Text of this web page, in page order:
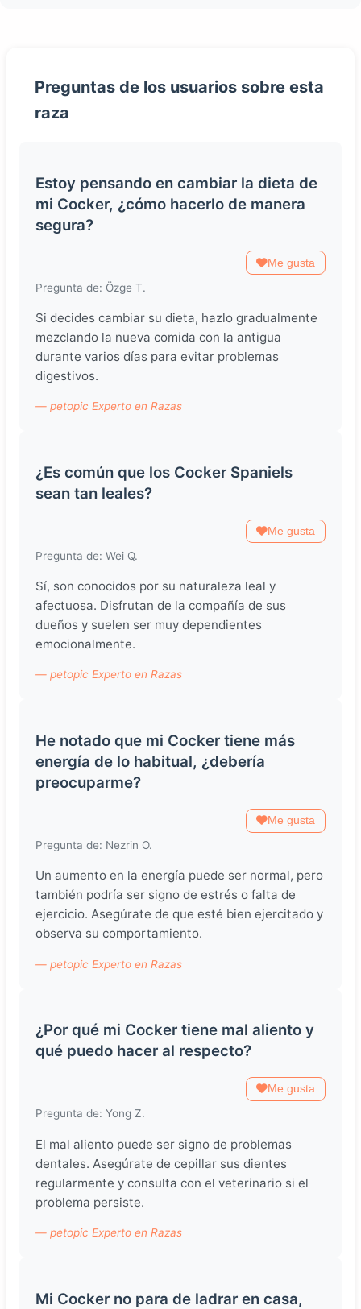
Preguntas de los usuarios sobre esta
raza
Estoy pensando en cambiar la dieta de
mi Cocker, ¿cómo hacerlo de manera
segura?
Me gusta
Pregunta de: Özge T.
Si decides cambiar su dieta, hazlo gradualmente
mezclando la nueva comida con la antigua
durante varios días para evitar problemas
digestivos.
— petopic Experto en Razas
¿Es común que los Cocker Spaniels
sean tan leales?
Me gusta
Pregunta de: Wei Q.
Sí, son conocidos por su naturaleza leal y
afectuosa. Disfrutan de la compañía de sus
dueños y suelen ser muy dependientes
emocionalmente.
— petopic Experto en Razas
He notado que mi Cocker tiene más
energía de lo habitual, ¿debería
preocuparme?
Me gusta
Pregunta de: Nezrin O.
Un aumento en la energía puede ser normal, pero
también podría ser signo de estrés o falta de
ejercicio. Asegúrate de que esté bien ejercitado y
observa su comportamiento.
— petopic Experto en Razas
¿Por qué mi Cocker tiene mal aliento y
qué puedo hacer al respecto?
Me gusta
Pregunta de: Yong Z.
El mal aliento puede ser signo de problemas
dentales. Asegúrate de cepillar sus dientes
regularmente y consulta con el veterinario si el
problema persiste.
— petopic Experto en Razas
Mi Cocker no para de ladrar en casa,